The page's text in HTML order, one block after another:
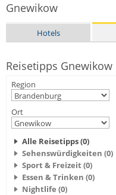
Gnewikow
Hotels
Reisetipps Gnewikow
Region
Ort
Alle Reisetipps (0)
Sehenswürdigkeiten (0)
Sport & Freizeit (0)
Essen & Trinken (0)
Nightlife (0)